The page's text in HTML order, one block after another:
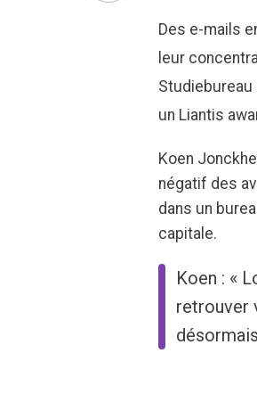
Des e-mails
leur
Studiebureau
un Liantis
Koen
négatif des
dans un
capitale.
Koen : «
retrouver